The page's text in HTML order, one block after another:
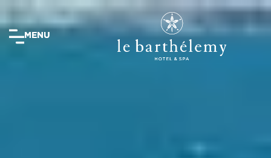
MENU
MENU